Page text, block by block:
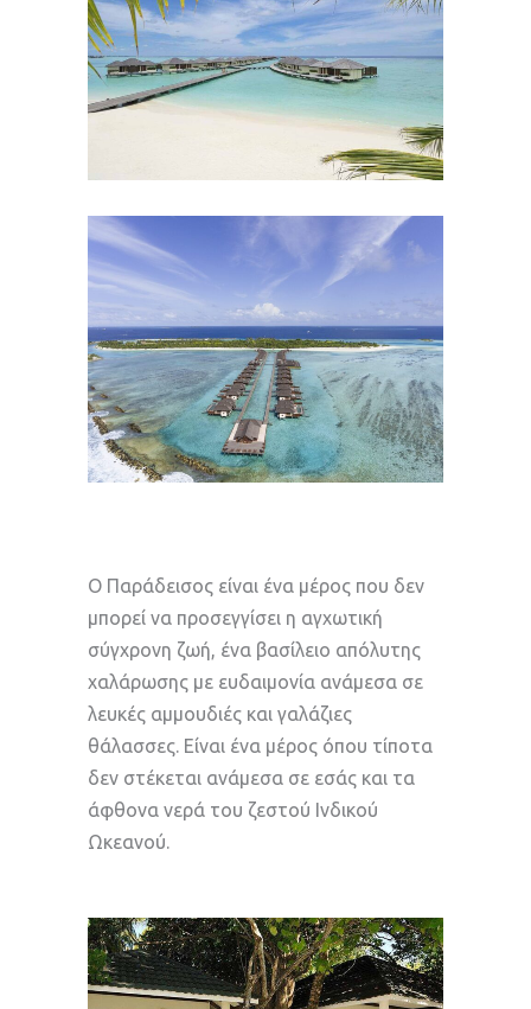
Ο Παράδεισος είναι ένα μέρος που δεν
μπορεί να προσεγγίσει η αγχωτική
σύγχρονη ζωή, ένα βασίλειο απόλυτης
χαλάρωσης με ευδαιμονία ανάμεσα σε
λευκές αμμουδιές και γαλάζιες
θάλασσες. Είναι ένα μέρος όπου τίποτα
δεν στέκεται ανάμεσα σε εσάς και τα
άφθονα νερά του ζεστού Ινδικού
Ωκεανού.